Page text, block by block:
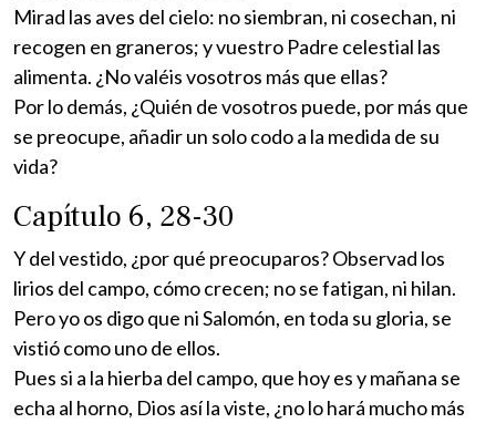
Mirad las aves del cielo: no siembran, ni cosechan, ni
recogen en graneros; y vuestro Padre celestial las
alimenta. ¿No valéis vosotros más que ellas?
Por lo demás, ¿Quién de vosotros puede, por más que
se preocupe, añadir un solo codo a la medida de su
vida?
Capítulo 6, 28-30
Y del vestido, ¿por qué preocuparos? Observad los
lirios del campo, cómo crecen; no se fatigan, ni hilan.
Pero yo os digo que ni Salomón, en toda su gloria, se
vistió como uno de ellos.
Pues si a la hierba del campo, que hoy es y mañana se
echa al horno, Dios así la viste, ¿no lo hará mucho más